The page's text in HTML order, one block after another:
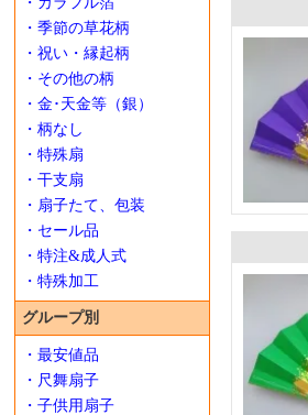
・季節の草花柄
・祝い・縁起柄
・その他の柄
・金･天金等（銀）
・柄なし
・特殊扇
・干支扇
・扇子たて、包装
・セール品
・特注&成人式
・特殊加工
グループ別
・最安値品
・尺舞扇子
・子供用扇子